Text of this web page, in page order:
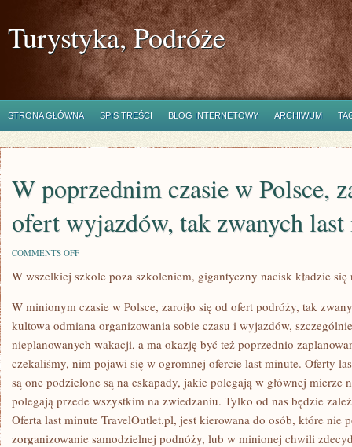
Turystyka, Podróże
STRONA GŁÓWNA SPIS TREŚCI BLOG INTERNETOWY ARCHIWUM
W poprzednim czasie w Polsce,
ofert wyjazdów, tak zwanych
COMMENTS OFFON
POPRZEDNIM
POLSCE,
ZAROIŁO
OD
OFERT
WYJAZDÓW,
TAK
ZWANYCH
LAST
MINUTE
W wszelkiej szkole poza szkoleniem, gigantyczny nacisk kładzie się
W minionym czasie w Polsce, zaroiło się od ofert podróży, tak
kultowa odmiana organizowania sobie czasu i wyjazdów,
nieplanowanych wakacji, a ma okazję być też poprzednio
czekaliśmy, nim pojawi się w ogromnej ofercie last minute. Oferty
są one podzielone są na eskapady, jakie polegają w głównej
polegają przede wszystkim na zwiedzaniu. Tylko od nas będzie
Oferta last minute TravelOutlet.pl, jest kierowana do osób, które nie
zorganizowanie samodzielnej podnóży, lub w minionej chwili